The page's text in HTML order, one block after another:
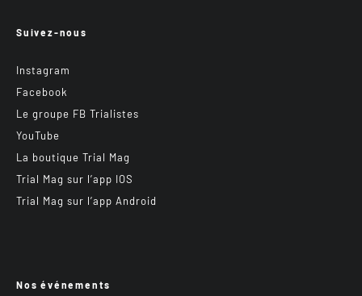
Suivez-nous
Instagram
Facebook
Le groupe FB Trialistes
YouTube
La boutique Trial Mag
Trial Mag sur l’app IOS
Trial Mag sur l’app Android
Nos événements